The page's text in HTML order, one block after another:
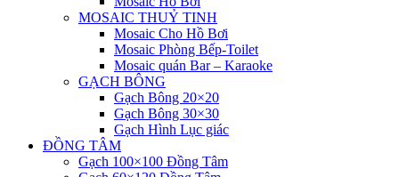
MOSAIC THUỶ TINH
Mosaic Cho Hồ Bơi
Mosaic Phòng Bếp-Toilet
Mosaic quán Bar – Karaoke
GẠCH BÔNG
Gạch Bông 20×20
Gạch Bông 30×30
Gạch Hình Lục giác
ĐỒNG TÂM
Gạch 100×100 Đồng Tâm